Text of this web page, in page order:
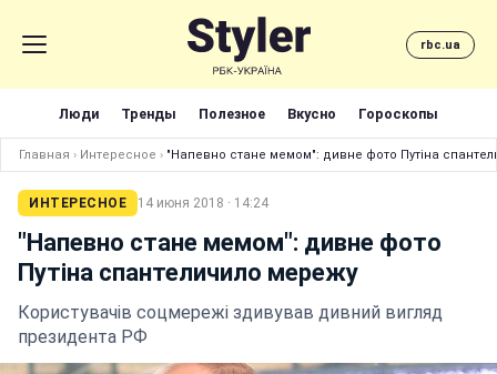
rbc.ua
Люди Тренды Полезное Вкусно Гороскопы
Главная › Интересное › "Напевно стане мемом": дивне фото Путіна
ИНТЕРЕСНОЕ 14 июня 2018 · 14:24
"Напевно стане мемом": дивне фото
Путіна спантеличило мережу
Користувачів соцмережі здивував дивний вигляд
президента РФ